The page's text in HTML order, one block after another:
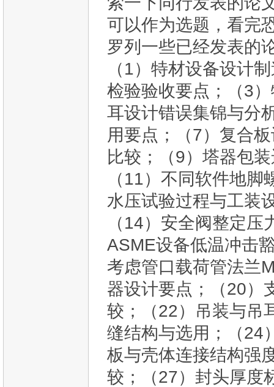
可以作为选题，看完
罗列一些已经发表的
（1）特材设备设计
检验验收要点；（3
耳设计错误集锦与分
用要点；（7）复合
比较；（9）塔器包
（11）不同软件地
水压试验过程与工装
（14）安全阀整定
ASME设备低温冲击
考虑管口载荷管法兰
器设计要点；（20）
较；（22）吊装与吊
缝结构与选用；（24
板与壳体连接结构强
较；（27）封头厚度